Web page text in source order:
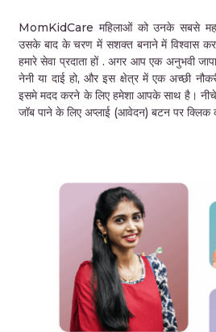
MomKidCare महिलाओं को उनके सबसे
उसके बाद के चरण में सशक्त बनाने में विश्वास
हमारे सेवा प्रदाता हों . अगर आप एक अनुभवी
नेनी या दाई हो, और इस क्षेत्र में एक अच्छी
इसमे मदद करने के लिए हमेशा आपके साथ है।
जॉब पाने के लिए अप्लाई (आवेदन) बटन पर क्लिक